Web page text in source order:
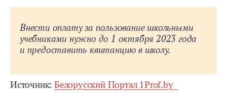
Внести оплату за пользование школьными
учебниками нужно до 1 октября 2023 года
и предоставить квитанцию в школу.
Источник:Белорусский Портал 1Prof.by